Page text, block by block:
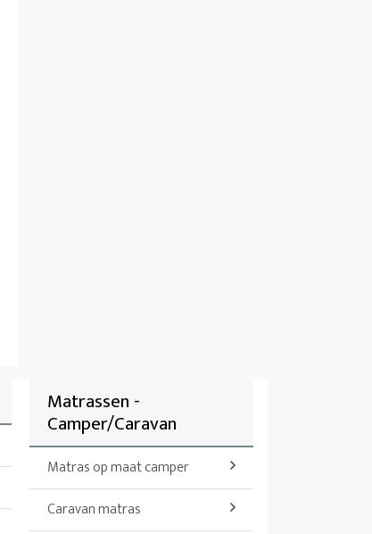
Matrassen -
Camper/Caravan
Matras op maat camper
Caravan matras